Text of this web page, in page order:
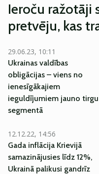
Ieroču ražotāji
pretvēju, kas
29.06.23, 10:11
Ukrainas valdības
obligācijas – viens no
ienesīgākajiem
ieguldījumiem jauno tirgu
segmentā
12.12.22, 14:56
Gada inflācija Krievijā
samazinājusies līdz 12%,
Ukrainā palikusi gandrīz